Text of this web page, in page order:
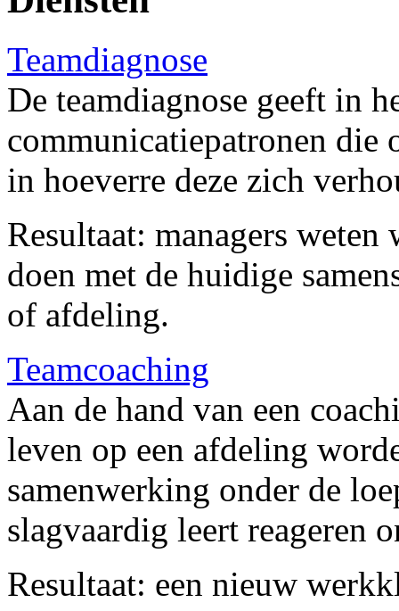
Teamdiagnose
De teamdiagnose geeft in
communicatiepatronen die
in hoeverre deze zich
Resultaat: managers
doen met de huidige
of afdeling.
Teamcoaching
Aan de hand van een
leven op een afdeling
samenwerking onder de
slagvaardig leert reageren
Resultaat: een nieuw